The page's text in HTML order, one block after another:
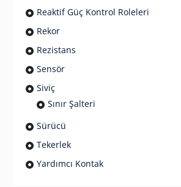
Reaktif Güç Kontrol Roleleri
Rekor
Rezistans
Sensör
Siviç
Sınır Şalteri
Sürücü
Tekerlek
Yardımcı Kontak